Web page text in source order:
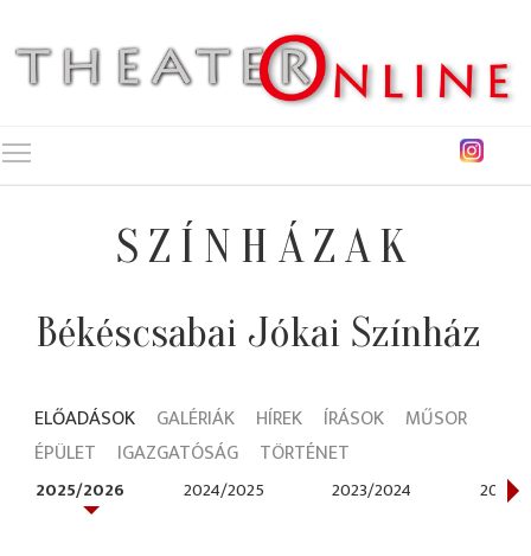
SZÍNHÁZAK
Békéscsabai Jókai Színház
ELŐADÁSOK GALÉRIÁK HÍREK ÍRÁSOK
MŰSOR
ÉPÜLET
IGAZGATÓSÁG TÖRTÉNET
2025/2026 2024/2025 2023/2024 2022/